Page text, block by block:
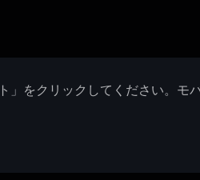
をクリックしてください。モ